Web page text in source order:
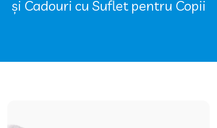
și Cadouri cu Suflet pentru Copii